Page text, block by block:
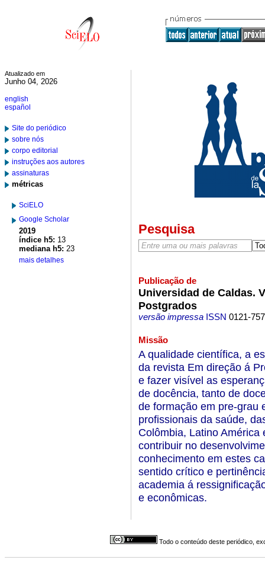
Atualizado em
Junho 04, 2026
english
español
Site do periódico
sobre nós
corpo editorial
instruções aos autores
assinaturas
métricas
SciELO
Google Scholar
2019
índice h5: 13
mediana h5: 23
mais detalhes
Pesquisa
Publicação de
Universidad de Caldas.
Postgrados
versão impressaISSN 0121-
Missão
A qualidade científica, a
da revista Em direção á
e fazer visível as
de docência, tanto de
de formação em pre-grau
profissionais da saúde,
Colômbia, Latino
contribuir no
conhecimento em estes
sentido crítico e
academia á
e econômicas.
Todo o conteúdo deste periódico,